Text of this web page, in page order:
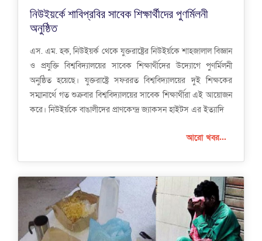
নিউইয়র্কে শাবিপ্রবির সাবেক শিক্ষার্থীদের পুণর্মিলনী
অনুষ্ঠিত
এস. এম. হক, নিউইয়র্ক থেকে যুক্তরাষ্ট্রের নিউইর্য়কে শাহজালাল বিজ্ঞান
ও প্রযুক্তি বিশ্ববিদ্যালয়ের সাবেক শিক্ষার্থীদের উদ্যোগে পুণর্মিলনী
অনুষ্ঠিত হয়েছে। যুক্তরাষ্ট্রে সফররত বিশ্ববিদ্যালয়ের দুই শিক্ষকের
সম্মানার্থে গত শুক্রবার বিশ্ববিদ্যালয়ের সাবেক শিক্ষার্থীরা এই আয়োজন
করে। নিউইর্য়কে বাঙালীদের প্রাণকেন্দ্র জ্যাকসন হাইটস এর ইত্যাদি
আরো খবর...